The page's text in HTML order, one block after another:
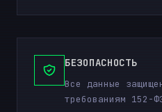
БЕЗОПАСНОСТЬ
Все данные
требованиям 152-